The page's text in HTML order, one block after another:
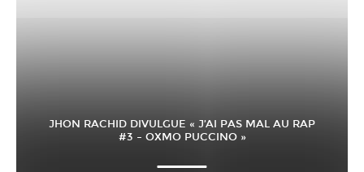
JHON RACHID DIVULGUE « J’AI PAS MAL AU RAP
#3 – OXMO PUCCINO »